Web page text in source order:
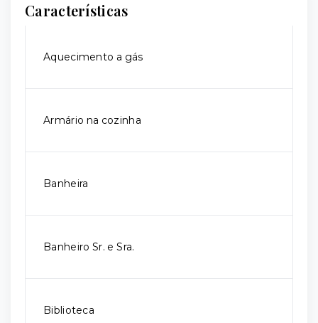
Características
Aquecimento a gás
Armário na cozinha
Banheira
Banheiro Sr. e Sra.
Biblioteca